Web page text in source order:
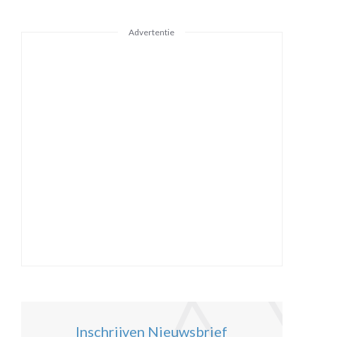
Advertentie
Inschrijven Nieuwsbrief